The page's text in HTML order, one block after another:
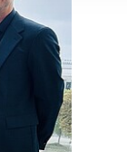
die
sind.
Einwilligung.